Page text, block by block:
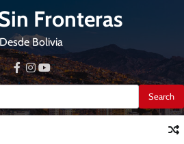
Fronteras
Desde Bolivia
facebook
instagram
youtube